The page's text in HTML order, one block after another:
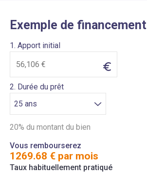
Exemple de financement
1. Apport initial
2. Durée du prêt
20% du montant du bien
Vous rembourserez
1269.68 € par mois
Taux habituellement pratiqué